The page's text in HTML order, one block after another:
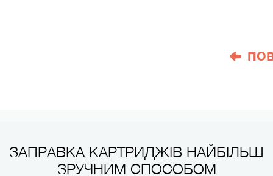
ЗАПРАВКА КАРТРИДЖІВ НАЙБІЛЬШ
ЗРУЧНИМ СПОСОБОМ